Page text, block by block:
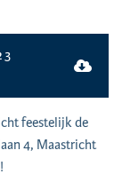
feestelijk de
4, Maastricht